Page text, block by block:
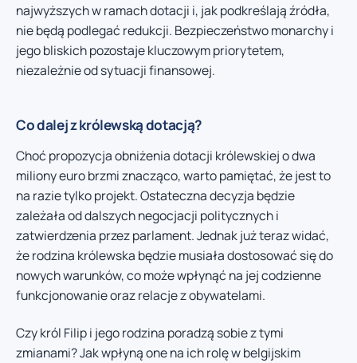
najwyższych w ramach dotacji i, jak podkreślają źródła,
nie będą podlegać redukcji. Bezpieczeństwo monarchy i
jego bliskich pozostaje kluczowym priorytetem,
niezależnie od sytuacji finansowej.
Co dalej z królewską dotacją?
Choć propozycja obniżenia dotacji królewskiej o dwa
miliony euro brzmi znacząco, warto pamiętać, że jest to
na razie tylko projekt. Ostateczna decyzja będzie
zależała od dalszych negocjacji politycznych i
zatwierdzenia przez parlament. Jednak już teraz widać,
że rodzina królewska będzie musiała dostosować się do
nowych warunków, co może wpłynąć na jej codzienne
funkcjonowanie oraz relacje z obywatelami.
Czy król Filip i jego rodzina poradzą sobie z tymi
zmianami? Jak wpłyną one na ich rolę w belgijskim